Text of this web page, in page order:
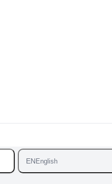
ENEnglish